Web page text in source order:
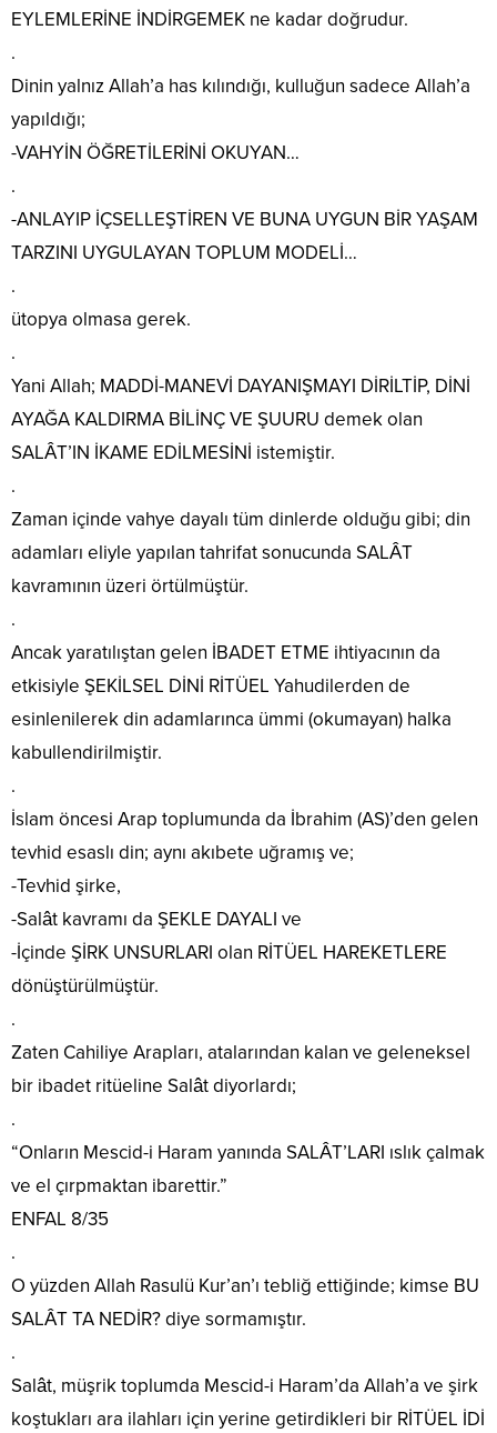
EYLEMLERİNE İNDİRGEMEK ne kadar doğrudur.
.
Dinin yalnız Allah’a has kılındığı, kulluğun sadece Allah’a
yapıldığı;
-VAHYİN ÖĞRETİLERİNİ OKUYAN…
.
-ANLAYIP İÇSELLEŞTİREN VE BUNA UYGUN BİR YAŞAM
TARZINI UYGULAYAN TOPLUM MODELİ…
.
ütopya olmasa gerek.
.
Yani Allah; MADDİ-MANEVİ DAYANIŞMAYI DİRİLTİP, DİNİ
AYAĞA KALDIRMA BİLİNÇ VE ŞUURU demek olan
SALÂT’IN İKAME EDİLMESİNİ istemiştir.
.
Zaman içinde vahye dayalı tüm dinlerde olduğu gibi; din
adamları eliyle yapılan tahrifat sonucunda SALÂT
kavramının üzeri örtülmüştür.
.
Ancak yaratılıştan gelen İBADET ETME ihtiyacının da
etkisiyle ŞEKİLSEL DİNİ RİTÜEL Yahudilerden de
esinlenilerek din adamlarınca ümmi (okumayan) halka
kabullendirilmiştir.
.
İslam öncesi Arap toplumunda da İbrahim (AS)’den gelen
tevhid esaslı din; aynı akıbete uğramış ve;
-Tevhid şirke,
-Salât kavramı da ŞEKLE DAYALI ve
-İçinde ŞİRK UNSURLARI olan RİTÜEL HAREKETLERE
dönüştürülmüştür.
.
Zaten Cahiliye Arapları, atalarından kalan ve geleneksel
bir ibadet ritüeline Salât diyorlardı;
.
“Onların Mescid-i Haram yanında SALÂT’LARI ıslık çalmak
ve el çırpmaktan ibarettir.”
ENFAL 8/35
.
O yüzden Allah Rasulü Kur’an’ı tebliğ ettiğinde; kimse BU
SALÂT TA NEDİR? diye sormamıştır.
.
Salât, müşrik toplumda Mescid-i Haram’da Allah’a ve şirk
koştukları ara ilahları için yerine getirdikleri bir RİTÜEL İDİ